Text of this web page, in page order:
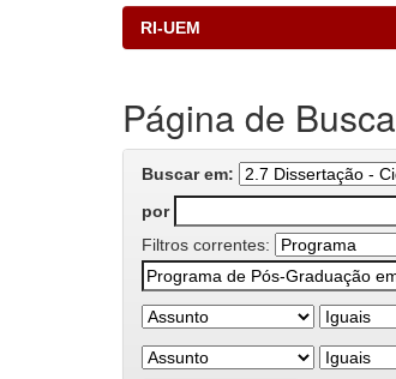
RI-UEM
Página de Busca
Buscar em:
por
Filtros correntes: